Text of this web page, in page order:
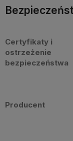
Certyfikaty i
ostrzeżenie
bezpieczeństwa
Producent